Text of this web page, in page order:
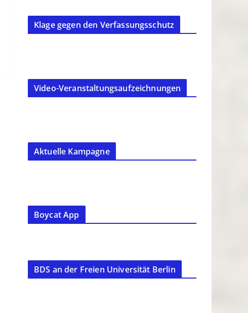
Klage gegen den Verfassungsschutz
Video-Veranstaltungsaufzeichnungen
Aktuelle Kampagne
Boycat App
BDS an der Freien Universität Berlin